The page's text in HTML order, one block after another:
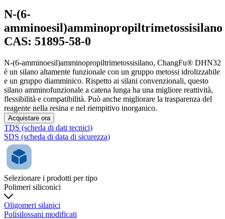
N-(6-
amminoesil)amminopropiltrimetossisilano
CAS: 51895-58-0
N-(6-amminoesil)amminopropiltrimetossisilano, ChangFu® DHN32
è un silano altamente funzionale con un gruppo metossi idrolizzabile
e un gruppo diamminico. Rispetto ai silani convenzionali, questo
silano amminofunzionale a catena lunga ha una migliore reattività,
flessibilità e compatibilità. Può anche migliorare la trasparenza del
reagente nella resina e nel riempitivo inorganico.
Acquistare ora
TDS (scheda di dati tecnici)
SDS (scheda di data di sicurezza)
Selezionare i prodotti per tipo
Polimeri siliconici
Oligomeri silanici
Polisilossani modificati